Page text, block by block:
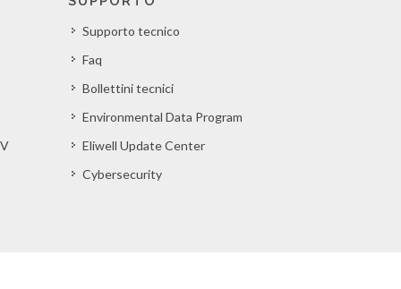
Supporto tecnico
Faq
Bollettini tecnici
Environmental Data Program
Eliwell Update Center
Cybersecurity